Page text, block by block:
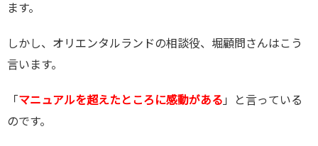
ます。
しかし、オリエンタルランドの相談役、堀顧問さんはこう
言います。
「マニュアルを超えたところに感動がある 」と言っている
のです。